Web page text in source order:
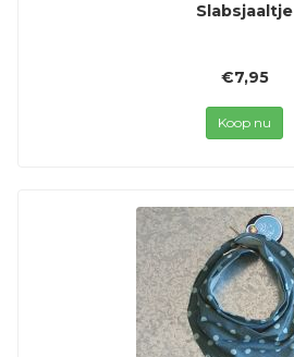
Slabsjaaltje
€7,95
Koop nu